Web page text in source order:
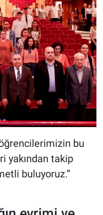
bu
yakından takip
buluyoruz.”